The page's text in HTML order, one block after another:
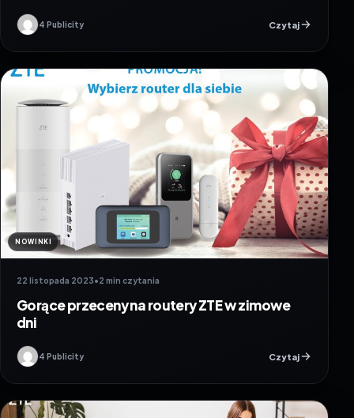
4 Publicity Czytaj
NOWINKI
22 listopada 2023•2 min czytania
Gorące przeceny na routery ZTE w zimowe
dni
4 Publicity Czytaj